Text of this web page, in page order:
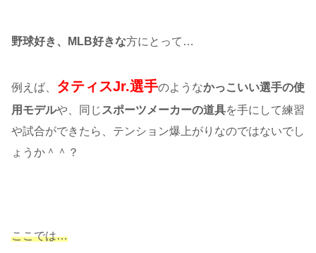
野球好き、MLB好きな方にとって…
例えば、 タティスJr.選手のようなかっこいい選手の使
用モデルや、同じ スポーツメーカーの道具を手にして練習
や試合ができたら、テンション爆上がりなのではないでし
ょうか＾＾？
ここでは…